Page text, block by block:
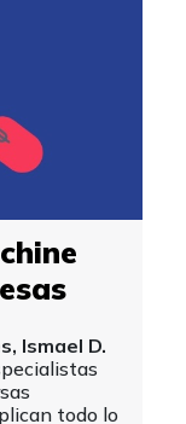
Ismael D.
todo lo